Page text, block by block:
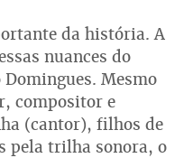
da história. A
nuances do
Mesmo
compositor e
(cantor), filhos de
pela trilha sonora, o